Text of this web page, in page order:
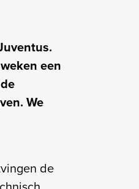
een
We
de